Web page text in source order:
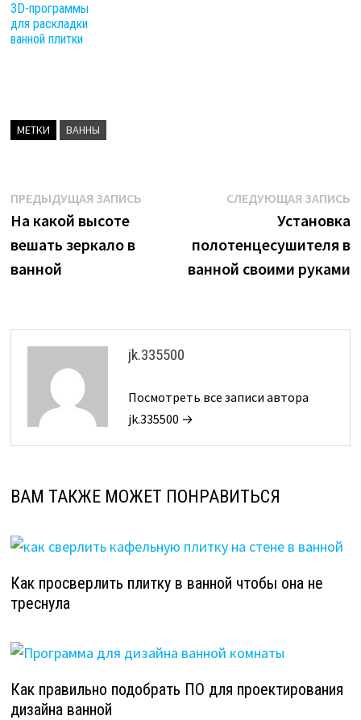
3D-программы
для раскладки
ванной плитки
МЕТКИ ВАННЫ
Навигация
по
записям
ПРЕДЫДУЩАЯ ЗАПИСЬПредыдущая
На какой высоте
вешать зеркало в
ванной
СЛЕДУЮЩАЯ ЗАПИСЬ
Установка
полотенцесушителя в
ванной своими руками
jk.335500
Посмотреть все записи автора
jk.335500 →
ВАМ ТАКЖЕ МОЖЕТ ПОНРАВИТЬСЯ
Как просверлить плитку в ванной чтобы она не
треснула
Как правильно подобрать ПО для проектирования
дизайна ванной